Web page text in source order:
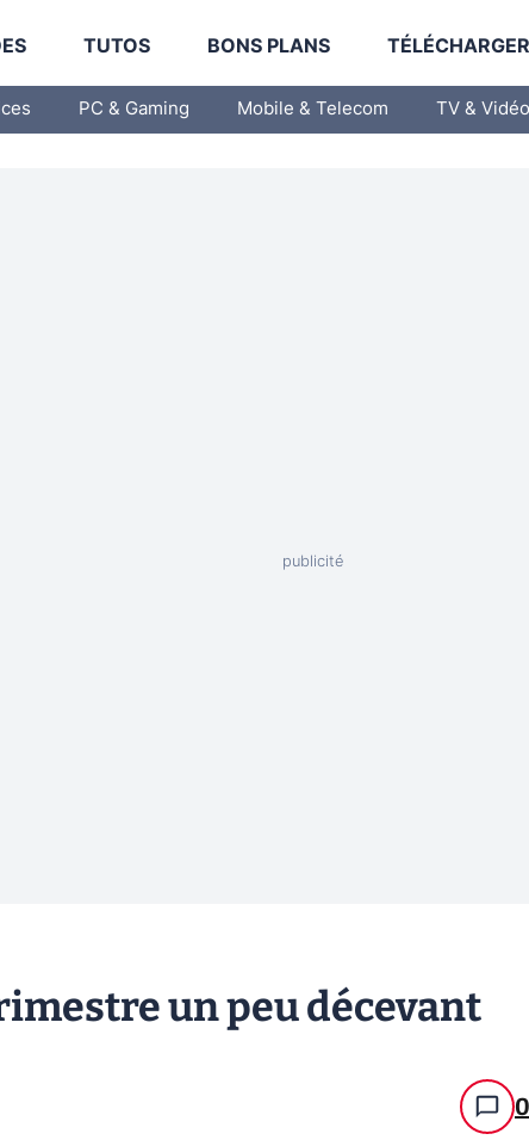
TUTOS BONS PLANS
PC & Gaming Mobile & Telecom TV & Vidéo
un peu décevant
0